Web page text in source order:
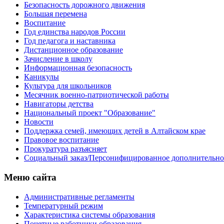
Безопасность дорожного движения
Большая перемена
Воспитание
Год единства народов России
Год педагога и наставника
Дистанционное образование
Зачисление в школу
Информационная безопасность
Каникулы
Культура для школьников
Месячник военно-патриотической работы
Навигаторы детства
Национальный проект "Образование"
Новости
Поддержка семей, имеющих детей в Алтайском крае
Правовое воспитание
Прокуратура разъясняет
Социальный заказ/Персонифицированное
Меню сайта
Административные регламенты
Температурный режим
Характеристика системы образования